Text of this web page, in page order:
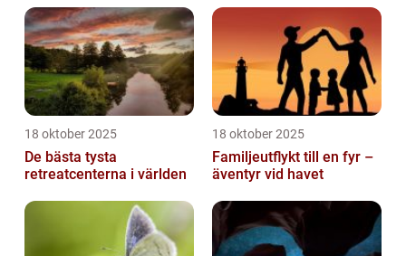
18 oktober 2025
De bästa tysta
retreatcenterna i världen
18 oktober 2025
Familjeutflykt till en fyr –
äventyr vid havet